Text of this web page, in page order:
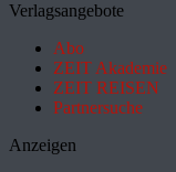
Verlagsangebote
Abo
ZEIT Akademie
ZEIT REISEN
Partnersuche
Anzeigen